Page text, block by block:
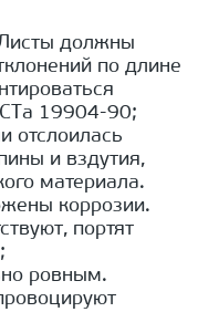
должны
по длине
19904-90;
отслоилась
и вздутия,
материала.
коррозии.
портят
ровным.